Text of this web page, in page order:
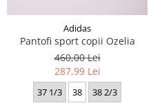
Adidas
Pantofi sport copii Ozelia
460,00 Lei
287,99 Lei
37 1/3 38 38 2/3